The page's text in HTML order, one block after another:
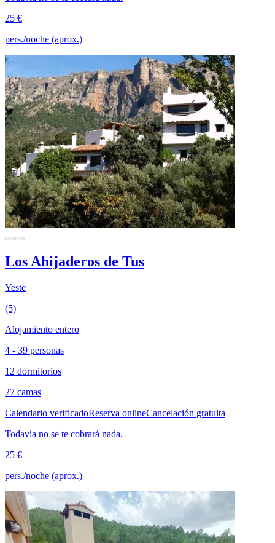
25 €
pers./noche (aprox.)
Los Ahijaderos de Tus
Yeste
(5)
Alojamiento entero
4 - 39 personas
12 dormitorios
27 camas
Calendario verificadoReserva onlineCancelación gratuita
Todavía no se te cobrará nada.
25 €
pers./noche (aprox.)